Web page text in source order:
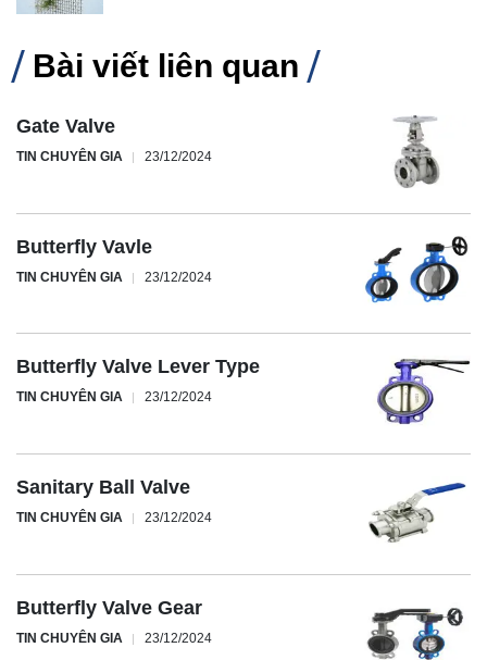
Bài viết liên quan
Gate Valve
TIN CHUYÊN GIA 23/12/2024
Butterfly Vavle
TIN CHUYÊN GIA 23/12/2024
Butterfly Valve Lever Type
TIN CHUYÊN GIA 23/12/2024
Sanitary Ball Valve
TIN CHUYÊN GIA 23/12/2024
Butterfly Valve Gear
TIN CHUYÊN GIA 23/12/2024